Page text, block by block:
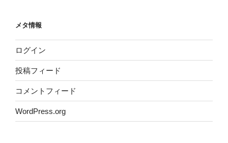
メタ情報
ログイン
投稿フィード
コメントフィード
WordPress.org